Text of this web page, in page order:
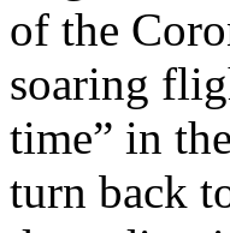
of the
soaring
time” in
turn back